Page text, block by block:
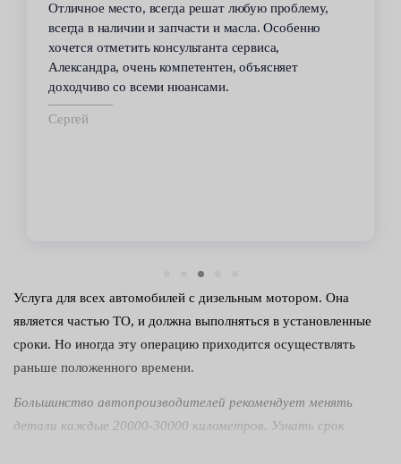
Отличное место, всегда решат любую проблему,
всегда в наличии и запчасти и масла. Особенно
хочется отметить консультанта сервиса,
Александра, очень компетентен, объясняет
доходчиво со всеми нюансами.
Сергей
Услуга для всех автомобилей с дизельным мотором. Она
является частью ТО, и должна выполняться в установленные
сроки. Но иногда эту операцию приходится осуществлять
раньше положенного времени.
Большинство автопроизводителей рекомендует менять
детали каждые 20000-30000 километров. Узнать срок